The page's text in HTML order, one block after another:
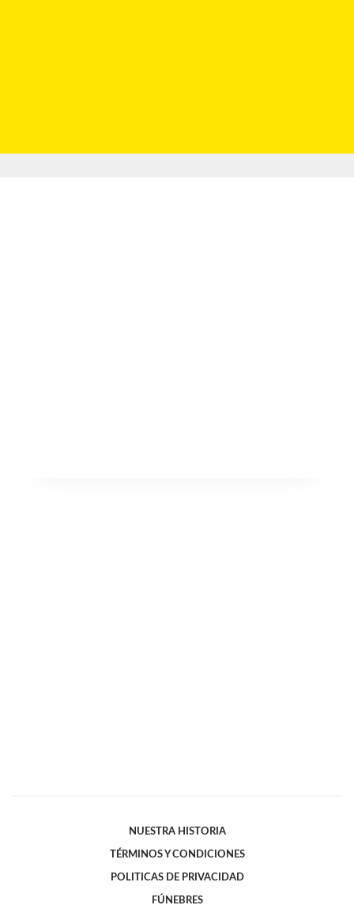
NUESTRA HISTORIA
TÉRMINOS Y CONDICIONES
POLITICAS DE PRIVACIDAD
FÚNEBRES